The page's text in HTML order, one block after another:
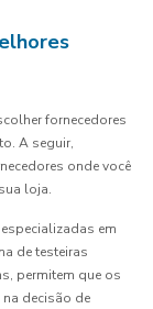
fornecedores
A seguir,
onde você
loja.
em
de testeiras
permitem que os
decisão de